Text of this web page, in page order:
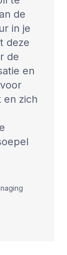
de
in je
deze
de
en
en zich